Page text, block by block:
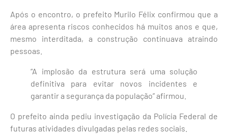
Após o encontro, o prefeito Murilo Félix confirmou que a
área apresenta riscos conhecidos há muitos anos e que,
mesmo interditada, a construção continuava atraindo
pessoas.
“A implosão da estrutura será uma solução
definitiva para evitar novos incidentes e
garantir a segurança da população” afirmou.
O prefeito ainda pediu investigação da Polícia Federal de
futuras atividades divulgadas pelas redes sociais.